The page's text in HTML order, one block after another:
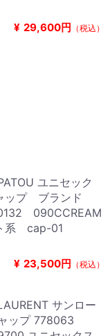
¥ 29,600円 （税込）
ユニセック
プ ブランド
090CCREAM
系 cap-01
¥ 23,500円 （税込）
サンロー
ップ 778063